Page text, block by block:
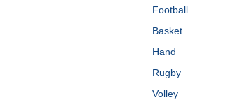
Football
Basket
Hand
Rugby
Volley